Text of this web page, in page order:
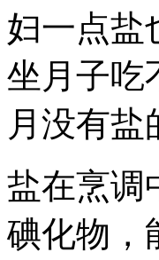
妇一点盐
坐月子吃
月没有
盐在烹调
碘化物，